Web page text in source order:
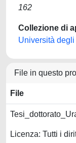
162
Collezione di
Università
File in questo
File
Licenza: Tutti i